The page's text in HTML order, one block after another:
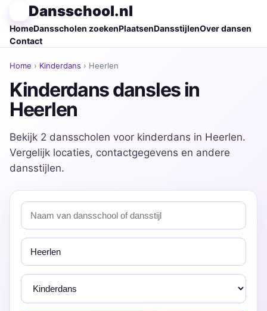
Dansschool.nl
HomeDansscholen zoekenPlaatsenDansstijlenOver dansen
Contact
Home › Kinderdans › Heerlen
Kinderdans dansles in
Heerlen
Bekijk 2 dansscholen voor kinderdans in Heerlen.
Vergelijk locaties, contactgegevens en andere
dansstijlen.